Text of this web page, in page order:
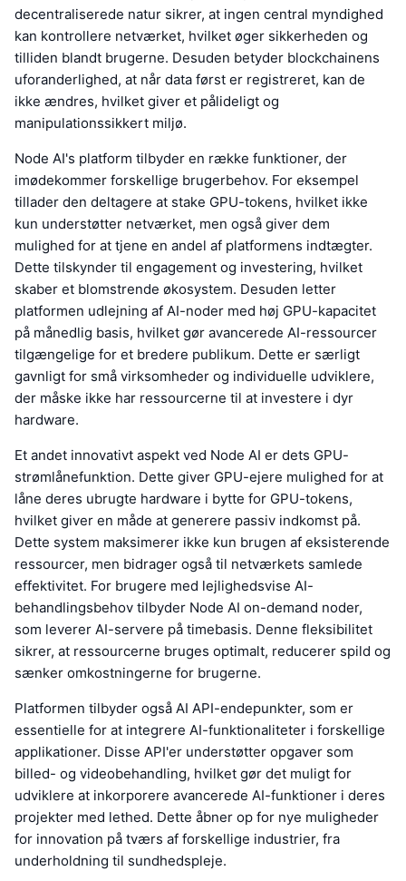
decentraliserede natur sikrer, at ingen central myndighed
kan kontrollere netværket, hvilket øger sikkerheden og
tilliden blandt brugerne. Desuden betyder blockchainens
uforanderlighed, at når data først er registreret, kan de
ikke ændres, hvilket giver et pålideligt og
manipulationssikkert miljø.
Node AI's platform tilbyder en række funktioner, der
imødekommer forskellige brugerbehov. For eksempel
tillader den deltagere at stake GPU-tokens, hvilket ikke
kun understøtter netværket, men også giver dem
mulighed for at tjene en andel af platformens indtægter.
Dette tilskynder til engagement og investering, hvilket
skaber et blomstrende økosystem. Desuden letter
platformen udlejning af AI-noder med høj GPU-kapacitet
på månedlig basis, hvilket gør avancerede AI-ressourcer
tilgængelige for et bredere publikum. Dette er særligt
gavnligt for små virksomheder og individuelle udviklere,
der måske ikke har ressourcerne til at investere i dyr
hardware.
Et andet innovativt aspekt ved Node AI er dets GPU-
strømlånefunktion. Dette giver GPU-ejere mulighed for at
låne deres ubrugte hardware i bytte for GPU-tokens,
hvilket giver en måde at generere passiv indkomst på.
Dette system maksimerer ikke kun brugen af eksisterende
ressourcer, men bidrager også til netværkets samlede
effektivitet. For brugere med lejlighedsvise AI-
behandlingsbehov tilbyder Node AI on-demand noder,
som leverer AI-servere på timebasis. Denne fleksibilitet
sikrer, at ressourcerne bruges optimalt, reducerer spild og
sænker omkostningerne for brugerne.
Platformen tilbyder også AI API-endepunkter, som er
essentielle for at integrere AI-funktionaliteter i forskellige
applikationer. Disse API'er understøtter opgaver som
billed- og videobehandling, hvilket gør det muligt for
udviklere at inkorporere avancerede AI-funktioner i deres
projekter med lethed. Dette åbner op for nye muligheder
for innovation på tværs af forskellige industrier, fra
underholdning til sundhedspleje.